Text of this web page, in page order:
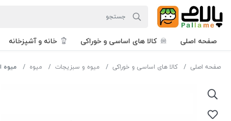
صفحه اصلی کالا های اساسی و خوراکی خانه و آشپزخانه
صفحه اصلی کالا های اساسی و خوراکی میوه و سبزیجات میوه میوه